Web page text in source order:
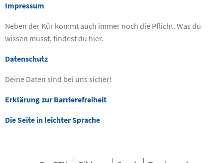
Impressum
Neben der Kür kommt auch immer noch die Pflicht. Was du
wissen musst, findest du hier.
Datenschutz
Deine Daten sind bei uns sicher!
Erklärung zur Barrierefreiheit
Die Seite in leichter Sprache